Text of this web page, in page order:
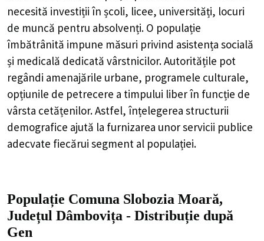
necesită investiții în școli, licee, universități, locuri
de muncă pentru absolvenți. O populație
îmbătrânită impune măsuri privind asistența socială
și medicală dedicată vârstnicilor. Autoritățile pot
regândi amenajările urbane, programele culturale,
opțiunile de petrecere a timpului liber în funcție de
vârsta cetățenilor. Astfel, înțelegerea structurii
demografice ajută la furnizarea unor servicii publice
adecvate fiecărui segment al populației.
Populație Comuna Slobozia Moară,
Județul Dâmbovița - Distribuție după
Gen